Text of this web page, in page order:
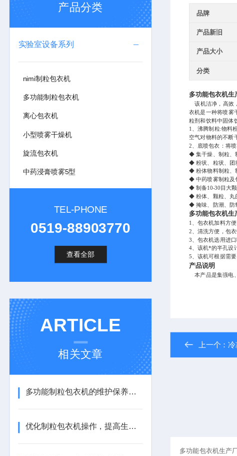
产品分类
实验室设备系列
nimi制粒包衣机
多功能制粒包衣机
离心包衣机
小型喷雾干燥机
旋流包衣机
中药浸膏喷雾5型
TEL-PHONE
0519-88903770
查看全部
ARTICLE
相关文章
多功能制粒包衣机的维护保养方法
优化制粒包衣机操作，提高生产效率
品牌
产品新旧
产品大小
分类
多功能包衣机生
该机洁净，高效
衣机是一种将喷雾
粒剂和饮料中固体
1、沸腾制粒:物料
空气对物料的不断
2、底喷包衣：将
◆ 集干燥、制粒、
◆ 粉状、粒状、团
◆ 粉体物料制粒、
◆ 中药喷雾制粒及
◆ 制备10-30目大
◆ 粉体、颗粒、丸
◆ 掩味、防潮、防
多功能包衣机生
1、包衣机加料
2、清洗方便，包
3、包衣机选用进
4、该机*的半孔设
5、该机可根据需
产品说明
本产品是集强电
上一个：冷